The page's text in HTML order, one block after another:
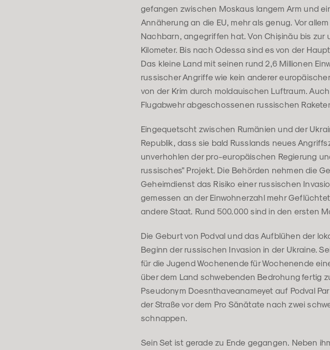
gefangen zwischen Moskaus langem Arm und
Annäherung an die EU, mehr als genug. Vor
Nachbarn, angegriffen hat. Von Chișinău bis zur
Kilometer. Bis nach Odessa sind es von der
Das kleine Land mit seinen rund 2,6 Millionen
russischer Angriffe wie kein anderer
von der Krim durch moldauischen Luftraum.
Flugabwehr abgeschossenen russischen
Eingequetscht zwischen Rumänien und der
Republik, dass sie bald Russlands neues
unverhohlen der pro-europäischen Regierung
russisches" Projekt. Die Behörden nehmen die
Geheimdienst das Risiko einer russischen
gemessen an der Einwohnerzahl mehr
andere Staat. Rund 500.000 sind in den ersten
Die Geburt von Podval und das Aufblühen der
Beginn der russischen Invasion in der Ukraine.
für die Jugend Wochenende für Wochenende
über dem Land schwebenden Bedrohung fertig
Pseudonym Doesnthaveanameyet auf Podval
der Straße vor dem Pro Sănătate nach zwei
schnappen.
Sein Set ist gerade zu Ende gegangen. Neben